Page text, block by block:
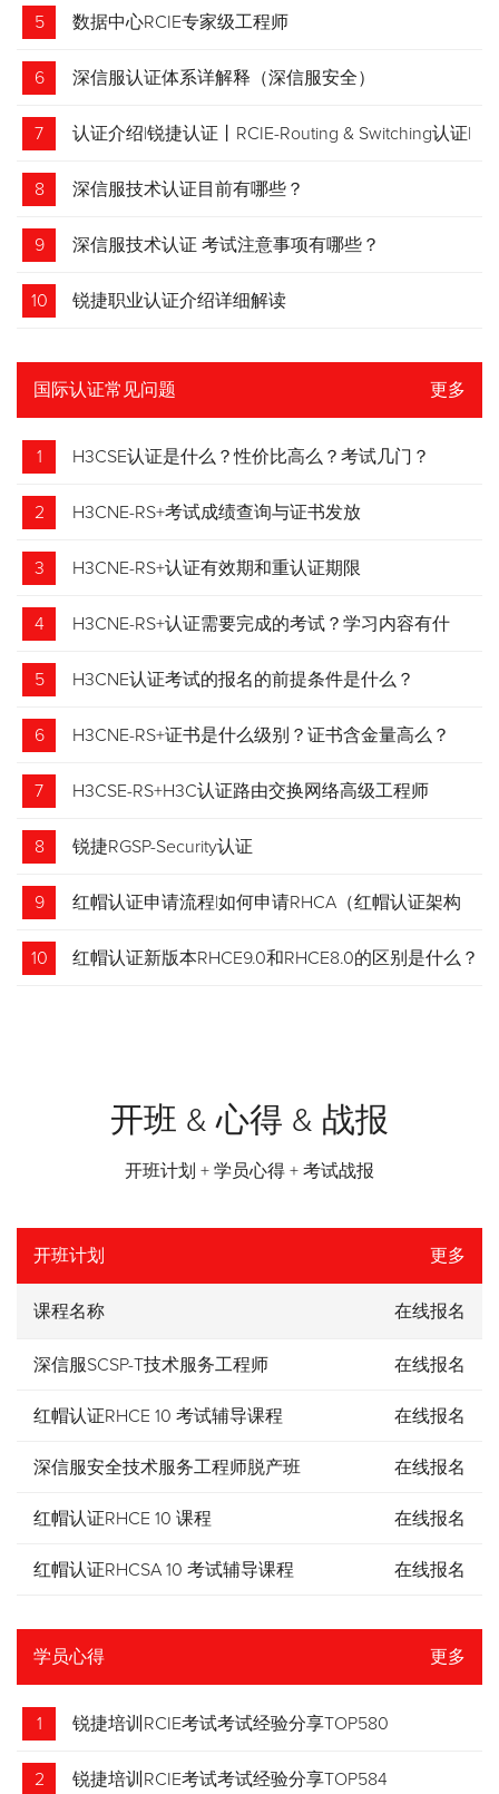
5 数据中心RCIE专家级工程师
6 深信服认证体系详解释（深信服安全）
7 认证介绍|锐捷认证丨RCIE-Routing & Switching认证|
专家级网络工程师
8 深信服技术认证目前有哪些？
9 深信服技术认证 考试注意事项有哪些？
10 锐捷职业认证介绍详细解读
国际认证常见问题 更多
1 H3CSE认证是什么？性价比高么？考试几门？
2 H3CNE-RS+考试成绩查询与证书发放
3 H3CNE-RS+认证有效期和重认证期限
4 H3CNE-RS+认证需要完成的考试？学习内容有什
么？
5 H3CNE认证考试的报名的前提条件是什么？
6 H3CNE-RS+证书是什么级别？证书含金量高么？
7 H3CSE-RS+H3C认证路由交换网络高级工程师
8 锐捷RGSP-Security认证
9 红帽认证申请流程|如何申请RHCA（红帽认证架构
师）证书？申请步骤请收藏！
10 红帽认证新版本RHCE9.0和RHCE8.0的区别是什么？
开班 & 心得 & 战报
开班计划 + 学员心得 + 考试战报
开班计划 更多
课程名称 在线报名
深信服SCSP-T技术服务工程师 在线报名
红帽认证RHCE 10 考试辅导课程 在线报名
深信服安全技术服务工程师脱产班 在线报名
红帽认证RHCE 10 课程 在线报名
红帽认证RHCSA 10 考试辅导课程 在线报名
学员心得 更多
1 锐捷培训RCIE考试考试经验分享TOP580
2 锐捷培训RCIE考试考试经验分享TOP584